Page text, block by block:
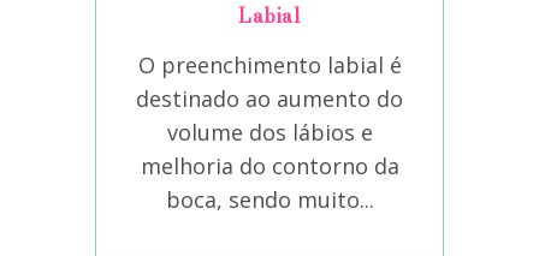
Labial
O preenchimento labial é
destinado ao aumento do
volume dos lábios e
melhoria do contorno da
boca, sendo muito...